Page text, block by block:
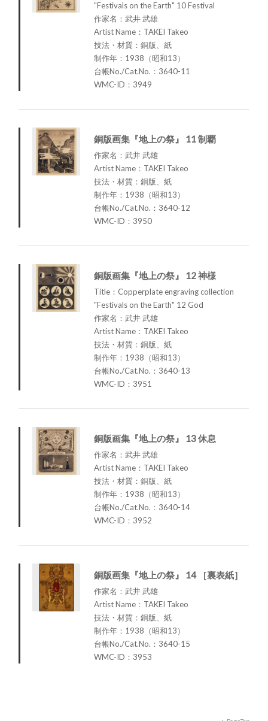
"Festivals on the Earth" 10 Festival
作家名：武井 武雄
Artist Name：TAKEI Takeo
技法・材質：銅版、紙
制作年：1938（昭和13）
台帳No./Cat.No.：3640-11
WMC-ID：3949
銅版画集『地上の祭』 11 制覇
作家名：武井 武雄
Artist Name：TAKEI Takeo
技法・材質：銅版、紙
制作年：1938（昭和13）
台帳No./Cat.No.：3640-12
WMC-ID：3950
銅版画集『地上の祭』 12 神様
Title：Copperplate engraving collection
"Festivals on the Earth" 12 God
作家名：武井 武雄
Artist Name：TAKEI Takeo
技法・材質：銅版、紙
制作年：1938（昭和13）
台帳No./Cat.No.：3640-13
WMC-ID：3951
銅版画集『地上の祭』 13 休息
作家名：武井 武雄
Artist Name：TAKEI Takeo
技法・材質：銅版、紙
制作年：1938（昭和13）
台帳No./Cat.No.：3640-14
WMC-ID：3952
銅版画集『地上の祭』 14 ［裏表紙］
作家名：武井 武雄
Artist Name：TAKEI Takeo
技法・材質：銅版、紙
制作年：1938（昭和13）
台帳No./Cat.No.：3640-15
WMC-ID：3953